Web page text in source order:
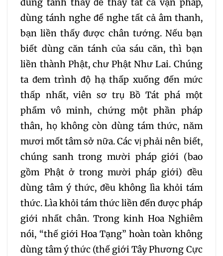
dùng tánh thấy để thấy tất cả vạn pháp,
dùng tánh nghe để nghe tất cả âm thanh,
bạn liền thấy được chân tướng. Nếu bạn
biết dùng căn tánh của sáu căn, thì bạn
liền thành Phật, chư Phật Như Lai. Chúng
ta đem trình độ hạ thấp xuống đến mức
thấp nhất, viên sơ trụ Bồ Tát phá một
phẩm vô minh, chứng một phần pháp
thân, họ không còn dùng tám thức, năm
mươi mốt tâm sở nữa. Các vị phải nên biết,
chúng sanh trong mười pháp giới (bao
gồm Phật ở trong mười pháp giới) đều
dùng tâm ý thức, đều không lìa khỏi tám
thức. Lìa khỏi tám thức liền đến được pháp
giới nhất chân. Trong kinh Hoa Nghiêm
nói, “thế giới Hoa Tạng” hoàn toàn không
dùng tâm ý thức (thế giới Tây Phương Cực